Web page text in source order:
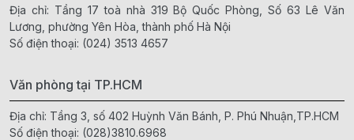
Địa chỉ: Tầng 17 toà nhà 319 Bộ Quốc Phòng, Số 63 Lê Văn
Lương, phường Yên Hòa, thành phố Hà Nội
Số điện thoại: (024) 3513 4657
Văn phòng tại TP.HCM
Địa chỉ: Tầng 3, số 402 Huỳnh Văn Bánh, P. Phú Nhuận,TP.HCM
Số điện thoại: (028)3810.6968